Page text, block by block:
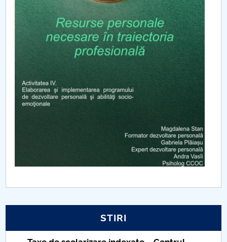
Activitatea de îndrumare şi suport (tutorat şi
mentorat) - Anul II
Activitatea II. Elaborarea şi furnizarea de programe
remediale
Activitatea III. Elaborarea şi implementarea
programului de dezvoltare a competențelor cheie
Activitatea IV. Elaborarea şi implementarea
programului de dezvoltare personală şi abilităţi
Activitatea V. Activitatea de consiliere şi orientare
Activitatea VI DotareaSTIRI